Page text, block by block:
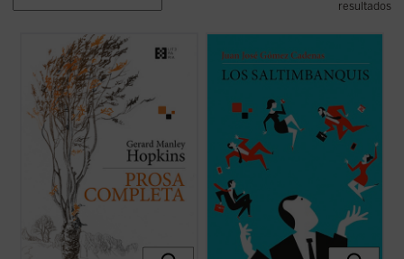
resultados
Se publica por primera vez en castellano,
de la mano del filólogo, escritor y traductor
Gabriel Insausti la obra completa en prosa
--a excepción de algún texto menor-- del
poeta inglés Gerard Manley Hopkins (1844-
1889). Ejemplo claro del ...(ver ficha)
de despachos de acero y metacrilato,
cámaras ocultas, selectos restaurantes y
exclusivos clubs deportivos, con
cada palabra tiene un precio. Los límites de
(ver ficha)